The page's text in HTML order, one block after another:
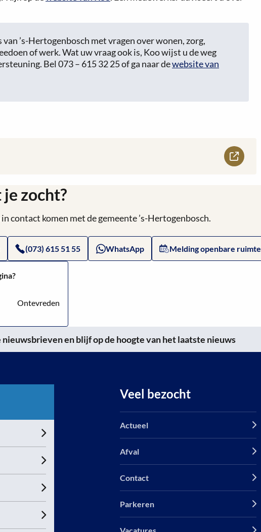
’s-Hertogenbosch met vragen over wonen, zorg,
of werk. Wat uw vraag ook is, Koo wijst u de weg
Bel 073 – 615 32 25 of ga naar dewebsite van
zocht?
contact komen met de gemeente ’s-Hertogenbosch.
(073) 615 51 55 WhatsApp Melding openbare ruimte
Ontevreden
en blijf op de hoogte van het laatste nieuws
Veel bezocht
Actueel
Afval
Contact
Parkeren